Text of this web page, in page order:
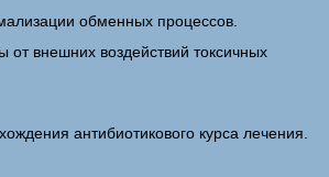
обменных процессов.
внешних воздействий токсичных
антибиотикового курса лечения.